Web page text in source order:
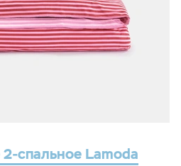
спальное Lamoda